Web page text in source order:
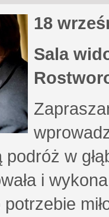
18
Sala
w
i